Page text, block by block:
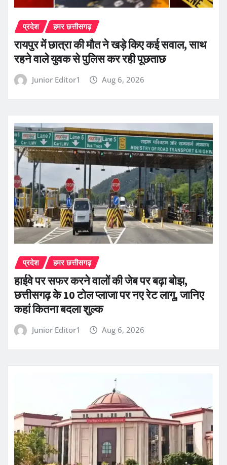
प्रदेश हमर छत्तीसगढ़
रायपुर में छात्रा की मौत ने खड़े किए कई सवाल, साथ
रहने वाले युवक से पुलिस कर रही पूछताछ
Junior Editor1 Aug 6, 2026
प्रदेश हमर छत्तीसगढ़
हाईवे पर सफर करने वालों की जेब पर बढ़ा बोझ,
छत्तीसगढ़ के 10 टोल प्लाजा पर नए रेट लागू, जानिए
कहां कितना बदला शुल्क
Junior Editor1 Aug 6, 2026